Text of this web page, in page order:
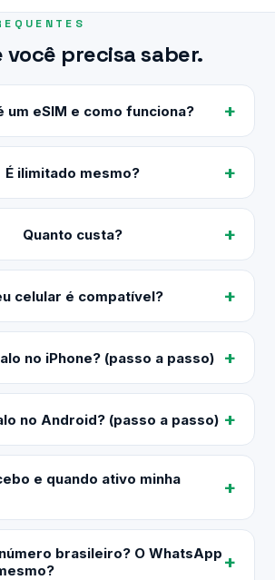
você precisa saber.
um eSIM e como funciona?
É ilimitado mesmo?
Quanto custa?
celular é compatível?
no iPhone? (passo a passo)
no Android? (passo a passo)
e quando ativo minha
brasileiro? O WhatsApp